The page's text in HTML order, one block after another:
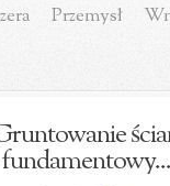
Przemysł
fundamentowy...